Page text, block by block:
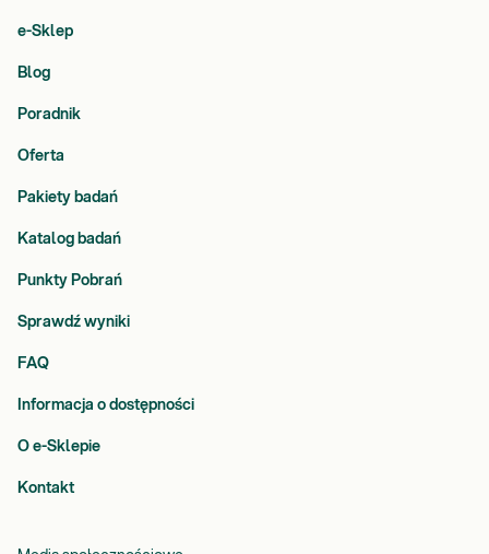
e-Sklep
Blog
Poradnik
Oferta
Pakiety badań
Katalog badań
Punkty Pobrań
Sprawdź wyniki
FAQ
Informacja o dostępności
O e-Sklepie
Kontakt